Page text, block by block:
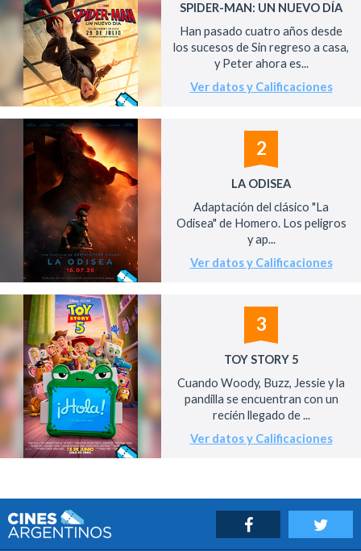
SPIDER-MAN: UN NUEVO DÍA
Han pasado cuatro años desde
los sucesos de Sin regreso a casa,
y Peter ahora es...
Ver datos y Calificaciones
2
LA ODISEA
Adaptación del clásico "La
Odisea" de Homero. Los peligros
y ap...
Ver datos y Calificaciones
3
TOY STORY 5
Cuando Woody, Buzz, Jessie y la
pandilla se encuentran con un
recién llegado de ...
Ver datos y Calificaciones